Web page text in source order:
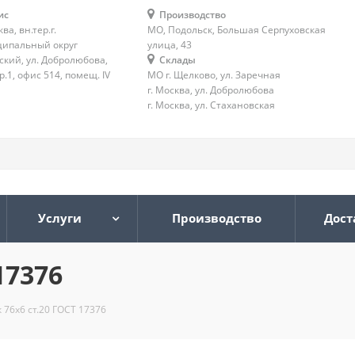
вн.тер.г.
округ
ул. Добролюбова,
офис 514, помещ. IV
Производство
МО, Подольск, Большая Серпуховская
улица, 43
Склады
МО г. Щелково, ул. Заречная
г. Москва, ул. Добролюбова
г. Москва, ул. Стахановская
Услуги Производство
ст.20 ГОСТ 17376